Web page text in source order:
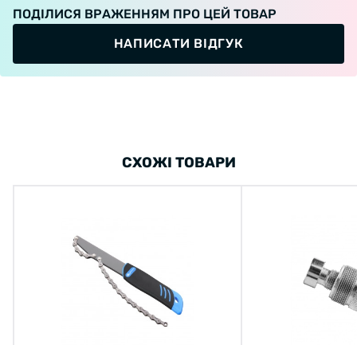
ПОДІЛИСЯ ВРАЖЕННЯМ ПРО ЦЕЙ ТОВАР
НАПИСАТИ ВІДГУК
СХОЖІ ТОВАРИ